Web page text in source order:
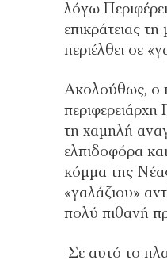
λόγω
επικράτειας
περιέλθει σε
Ακολούθως, ο
τη χαμηλή
ελπιδοφόρα
κόμμα της
«γαλάζιου»
πολύ πιθανή
Σε αυτό το